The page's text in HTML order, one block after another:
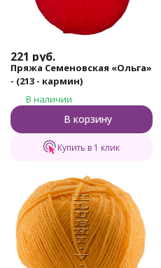
221 руб.
Пряжа Семеновская «Ольга»
- (213 - кармин)
В наличии
В корзину
Купить в 1 клик